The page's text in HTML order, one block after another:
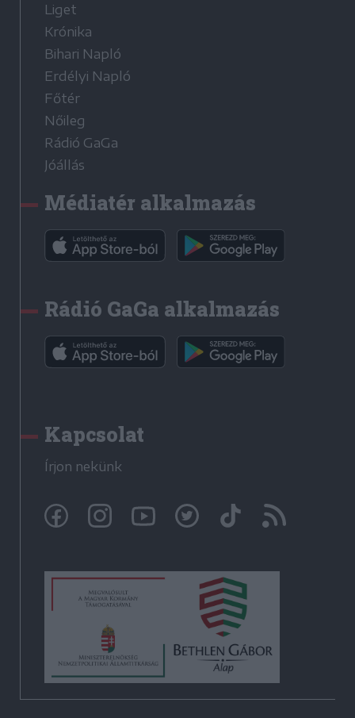
Liget
Krónika
Bihari Napló
Erdélyi Napló
Főtér
Nőileg
Rádió GaGa
Jóállás
Médiatér alkalmazás
Rádió GaGa alkalmazás
Kapcsolat
Írjon nekünk